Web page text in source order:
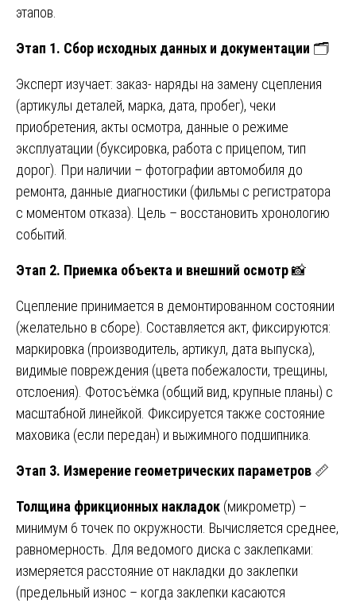
этапов.
Этап 1. Сбор исходных данных и документации 🗂️
Эксперт изучает: заказ- наряды на замену сцепления
(артикулы деталей, марка, дата, пробег), чеки
приобретения, акты осмотра, данные о режиме
эксплуатации (буксировка, работа с прицепом, тип
дорог). При наличии – фотографии автомобиля до
ремонта, данные диагностики (фильмы с регистратора
с моментом отказа). Цель – восстановить хронологию
событий.
Этап 2. Приемка объекта и внешний осмотр📸
Сцепление принимается в демонтированном состоянии
(желательно в сборе). Составляется акт, фиксируются:
маркировка (производитель, артикул, дата выпуска),
видимые повреждения (цвета побежалости, трещины,
отслоения). Фотосъёмка (общий вид, крупные планы) с
масштабной линейкой. Фиксируется также состояние
маховика (если передан) и выжимного подшипника.
Этап 3. Измерение геометрических параметров 📏
Толщина фрикционных накладок (микрометр) –
минимум 6 точек по окружности. Вычисляется среднее,
равномерность. Для ведомого диска с заклепками:
измеряется расстояние от накладки до заклепки
(предельный износ – когда заклепки касаются